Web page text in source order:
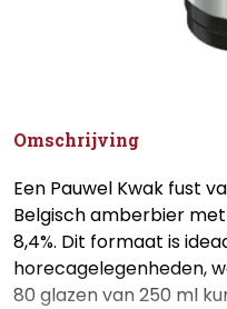
Omschrijving
Een Pauwel Kwak fust
Belgisch amberbier
8,4%. Dit formaat is
horecagelegenheden,
80 glazen van 250 ml